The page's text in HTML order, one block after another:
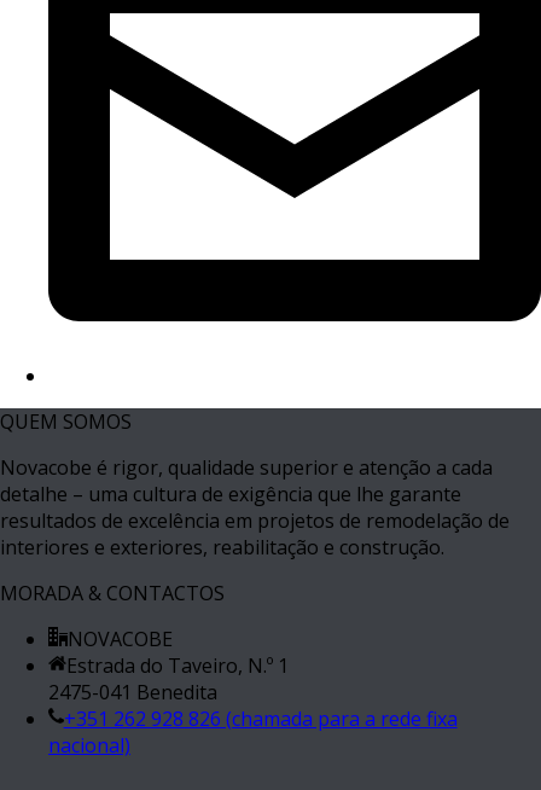
QUEM SOMOS
Novacobe é rigor, qualidade superior e atenção a cada
detalhe – uma cultura de exigência que lhe garante
resultados de excelência em projetos de remodelação de
interiores e exteriores, reabilitação e construção.
MORADA & CONTACTOS
NOVACOBE
Estrada do Taveiro, N.º 1
2475-041 Benedita
+351 262 928 826 (chamada para a rede fixa
nacional)